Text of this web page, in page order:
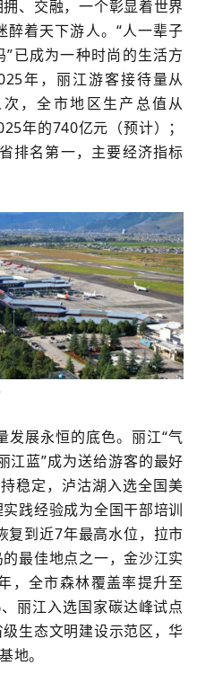
、交融，一个彰显着世界
着天下游人。“人一辈子
”已成为一种时尚的生活方
年，丽江游客接待量从
，全市地区生产总值从
年的740亿元（预计）；
排名第一，主要经济指标
发展永恒的底色。丽江“气
江蓝”成为送给游客的最好
稳定，泸沽湖入选全国美
践经验成为全国干部培训
复到近7年最高水位，拉市
最佳地点之一，金沙江实
，全市森林覆盖率提升至
丽江入选国家碳达峰试点
生态文明建设示范区，华
地。